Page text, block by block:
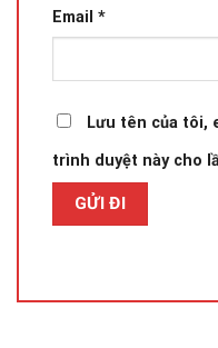
Email *
Lưu tên của tôi,
trình duyệt này cho